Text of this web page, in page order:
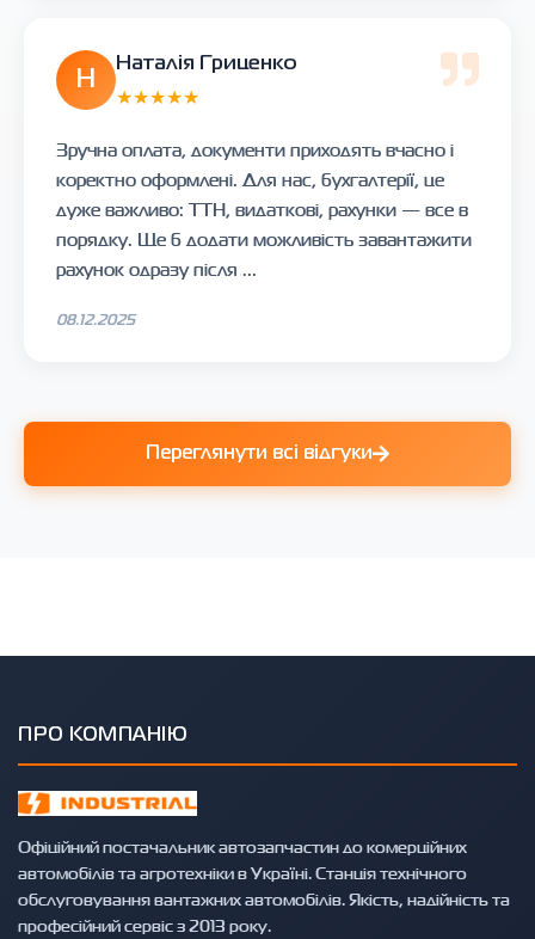
Н
Наталія Гриценко
★★★★★
Зручна оплата, документи приходять вчасно і
коректно оформлені. Для нас, бухгалтерії, це
дуже важливо: ТТН, видаткові, рахунки — все в
порядку. Ще б додати можливість завантажити
рахунок одразу після ...
08.12.2025
Переглянути всі відгуки
ПРО КОМПАНІЮ
Офіційний постачальник автозапчастин до комерційних
автомобілів та агротехніки в Україні. Станція технічного
обслуговування вантажних автомобілів. Якість, надійність та
професійний сервіс з 2013 року.